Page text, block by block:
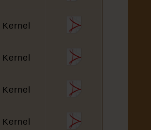
Kernel
Kernel
Kernel
Kernel